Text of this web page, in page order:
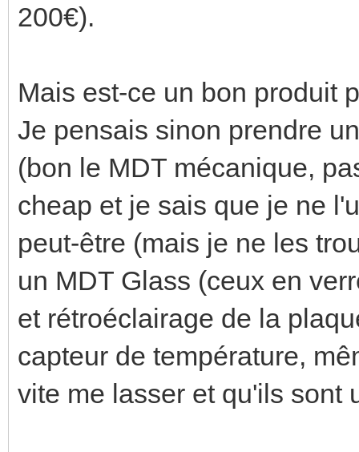
200€).
Mais est-ce un bon produit
Je pensais sinon prendre
(bon le MDT mécanique,
cheap et je sais que je ne
peut-être (mais je ne les
un MDT Glass (ceux en
et rétroéclairage de la
capteur de température,
vite me lasser et qu'ils sont